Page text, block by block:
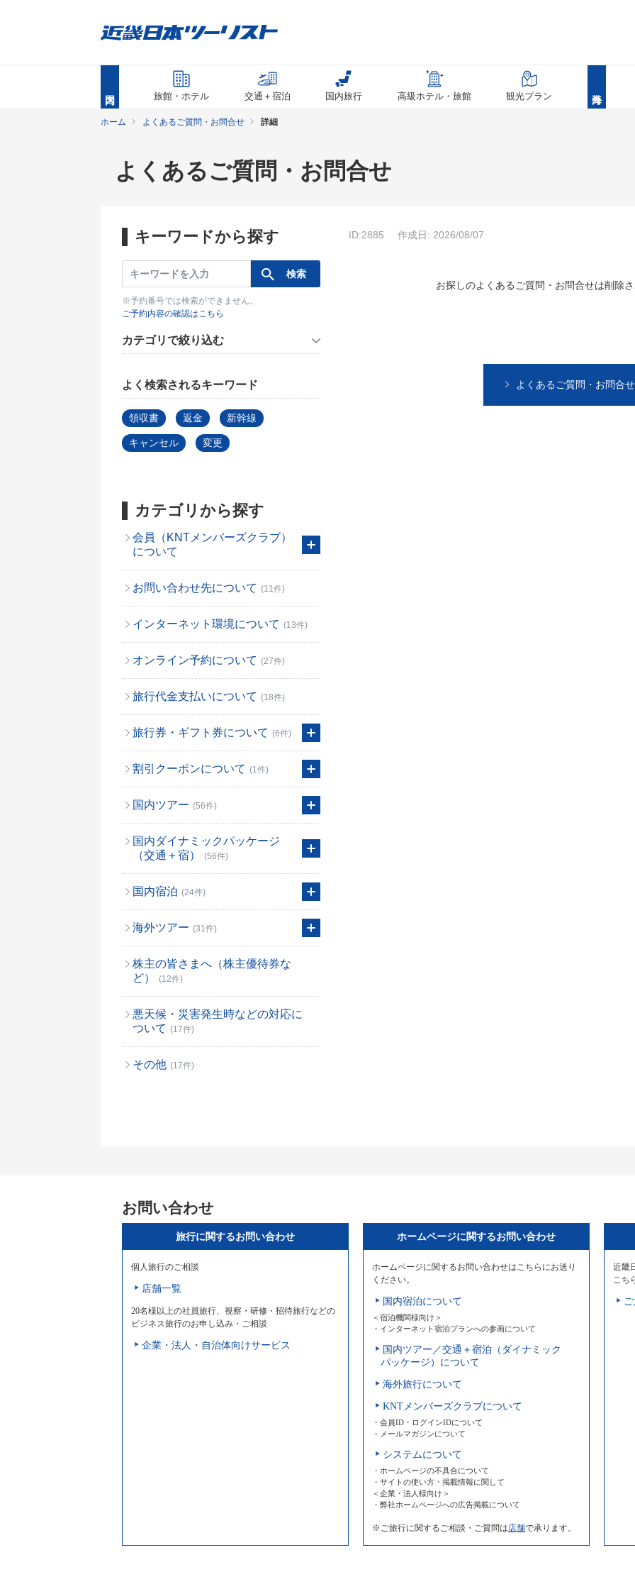
旅館・ホテル 交通＋宿泊 国内旅行 高級ホテル・旅館 観光プラン
ホーム よくあるご質問・お問合せ 詳細
よくあるご質問・お問合せ
キーワードから探す
※予約番号では検索ができません。
ご予約内容の確認はこちら
カテゴリで絞り込む
よく検索されるキーワード
領収書 返金 新幹線
キャンセル 変更
カテゴリから探す
会員（KNTメンバーズクラブ）
について
お問い合わせ先について (11件)
インターネット環境について (13件)
オンライン予約について (27件)
旅行代金支払いについて (18件)
旅行券・ギフト券について (6件)
割引クーポンについて (1件)
国内ツアー (56件)
国内ダイナミックパッケージ
（交通＋宿）
(56件)
国内宿泊 (24件)
海外ツアー (31件)
株主の皆さまへ（株主優待券な
ど）
(12件)
悪天候・災害発生時などの対応に
ついて (17件)
その他 (17件)
ID:2885 作成日: 2026/08/07
お探しのよくあるご質問・お問合せは削除
よくあるご質問・お問合
お問い合わせ
旅行に関するお問い合わせ
個人旅行のご相談
店舗一覧
20名様以上の社員旅行、視察・研修・招待旅行などの
ビジネス旅行のお申し込み・ご相談
企業・法人・自治体向けサービス
ホームページに関するお問い合わせ
ホームページに関するお問い合わせはこちらにお送り
ください。
国内宿泊について
＜宿泊機関様向け＞
・インターネット宿泊プランへの参画について
国内ツアー／交通＋宿泊（ダイナミック
パッケージ）について
海外旅行について
KNTメンバーズクラブについて
・会員ID・ログインIDについて
・メールマガジンについて
システムについて
・ホームページの不具合について
・サイトの使い方・掲載情報に関して
＜企業・法人様向け＞
・弊社ホームページへの広告掲載について
※ご旅行に関するご相談・ご質問は店舗で承ります。
近畿
こち